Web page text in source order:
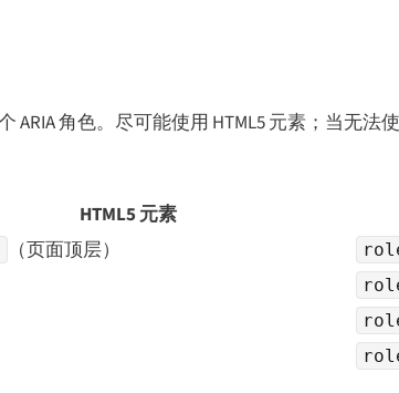
ARIA 角色。尽可能使用 HTML5 元素；当无法
HTML5 元素
（页面顶层）